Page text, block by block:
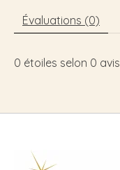
Évaluations (0)
0 étoiles selon 0 avis